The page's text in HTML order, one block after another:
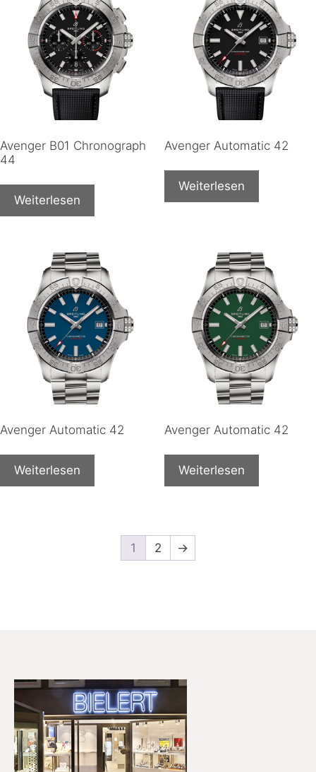
Avenger B01 Chronograph
44
Weiterlesen
Avenger Automatic 42
Weiterlesen
Avenger Automatic 42
Weiterlesen
Avenger Automatic 42
Weiterlesen
1 2 →